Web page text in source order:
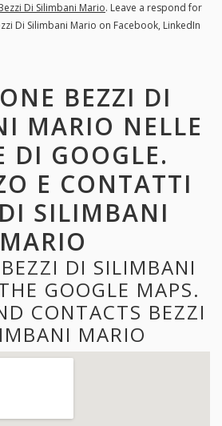
Di Silimbani Mario. Leave a respond for
Di Silimbani Mario on Facebook, LinkedIn
BEZZI DI
MARIO NELLE
DI GOOGLE.
E CONTATTI
SILIMBANI
MARIO
DI SILIMBANI
GOOGLE MAPS.
CONTACTS BEZZI
MARIO